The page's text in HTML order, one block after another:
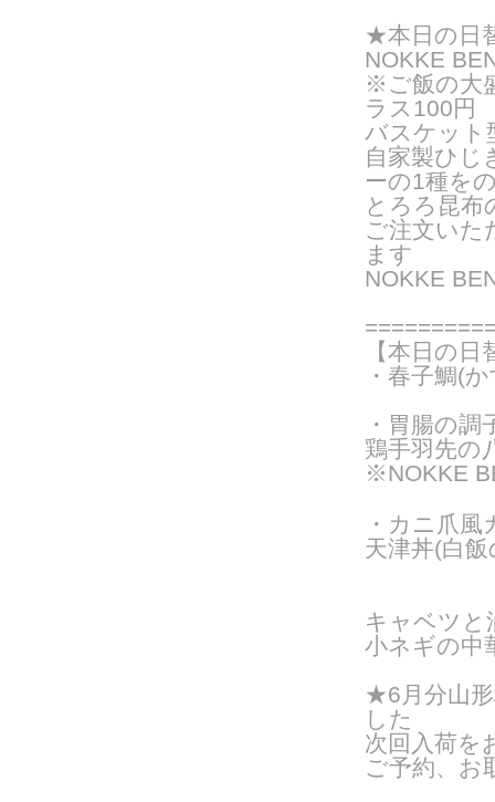
★本日の日
NOKKE
※ご飯の大
ラス100円
バスケット
自家製ひじ
ーの1種を
とろろ昆布
ご注文いた
ま す
NOKKE
===
【本日の
・春子鯛(
・胃腸の
鶏手羽先の
※NOKKE
・カニ爪
天津丼(白
キャベツと
小ネギの中
★6月分山
した
次回入荷を
ご予約、お